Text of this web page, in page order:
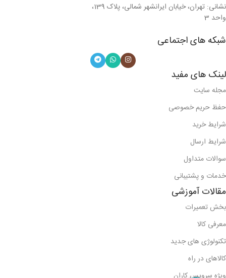
نشانی: تهران، خیابان ایرانشهر شمالی، پلاک 139،
واحد 3
شبکه های اجتماعی
لینک های مفید
مجله سایت
حفظ حریم خصوصی
شرایط خرید
شرایط ارسال
سوالات متداول
خدمات و پشتیبانی
مقالات آموزشی
بخش تعمیرات
معرفی کالا
تکنولوژی های جدید
کالاهای در راه